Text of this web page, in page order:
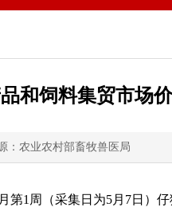
和饲料集贸市场
：农业农村部畜牧兽医局
第1 周（采集日为5月 7日）仔